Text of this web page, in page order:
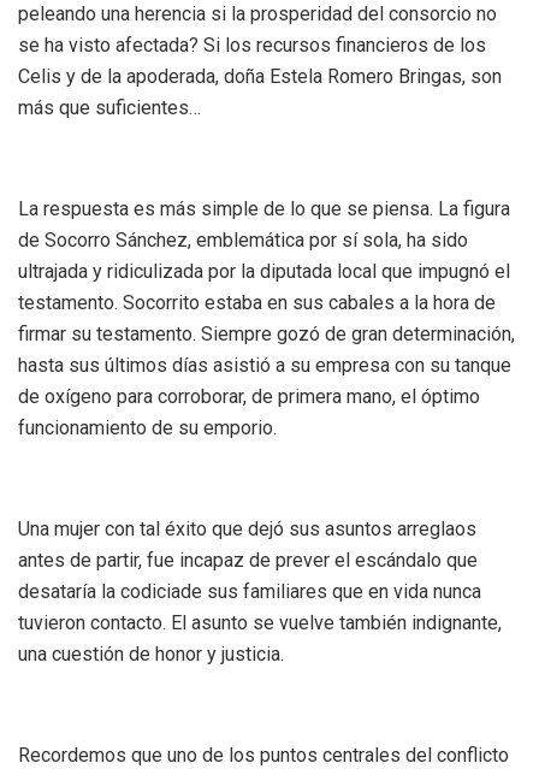
peleando una herencia si la prosperidad del consorcio no
se ha visto afectada? Si los recursos financieros de los
Celis y de la apoderada, doña Estela Romero Bringas, son
más que suficientes…
La respuesta es más simple de lo que se piensa. La figura
de Socorro Sánchez, emblemática por sí sola, ha sido
ultrajada y ridiculizada por la diputada local que impugnó el
testamento. Socorrito estaba en sus cabales a la hora de
firmar su testamento. Siempre gozó de gran determinación,
hasta sus últimos días asistió a su empresa con su tanque
de oxígeno para corroborar, de primera mano, el óptimo
funcionamiento de su emporio.
Una mujer con tal éxito que dejó sus asuntos arreglaos
antes de partir, fue incapaz de prever el escándalo que
desataría la codiciade sus familiares que en vida nunca
tuvieron contacto. El asunto se vuelve también indignante,
una cuestión de honor y justicia.
Recordemos que uno de los puntos centrales del conflicto